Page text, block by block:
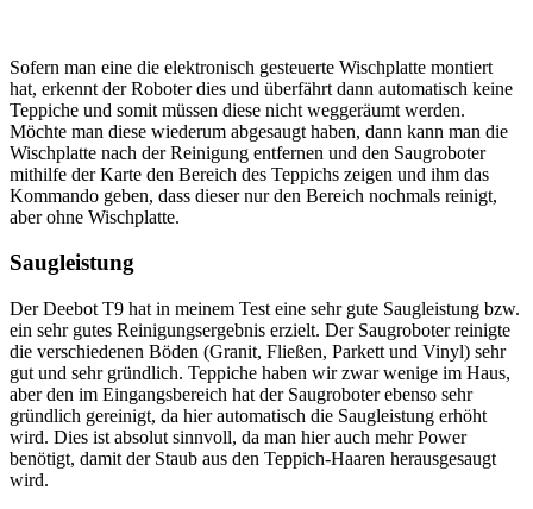
Sofern man eine die elektronisch gesteuerte Wischplatte montiert
hat, erkennt der Roboter dies und überfährt dann automatisch keine
Teppiche und somit müssen diese nicht weggeräumt werden.
Möchte man diese wiederum abgesaugt haben, dann kann man die
Wischplatte nach der Reinigung entfernen und den Saugroboter
mithilfe der Karte den Bereich des Teppichs zeigen und ihm das
Kommando geben, dass dieser nur den Bereich nochmals reinigt,
aber ohne Wischplatte.
Saugleistung
Der Deebot T9 hat in meinem Test eine sehr gute Saugleistung bzw.
ein sehr gutes Reinigungsergebnis erzielt. Der Saugroboter reinigte
die verschiedenen Böden (Granit, Fließen, Parkett und Vinyl) sehr
gut und sehr gründlich. Teppiche haben wir zwar wenige im Haus,
aber den im Eingangsbereich hat der Saugroboter ebenso sehr
gründlich gereinigt, da hier automatisch die Saugleistung erhöht
wird. Dies ist absolut sinnvoll, da man hier auch mehr Power
benötigt, damit der Staub aus den Teppich-Haaren herausgesaugt
wird.